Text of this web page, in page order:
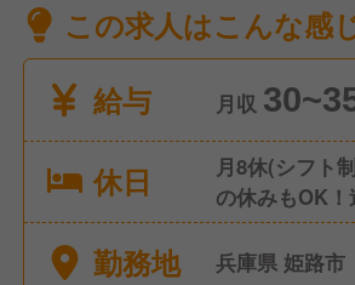
この求人はこんな感じ
給与
月収
休日
月8休(シフト
の休みもOK
他、夏期・冬
始休暇、 育休
勤務地 兵庫県 姫路市